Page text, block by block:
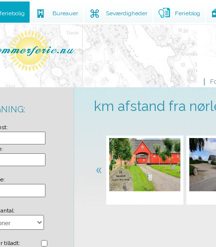
km afstand fra
tilladt:
Bureauer Seværdigheder Ferieblog